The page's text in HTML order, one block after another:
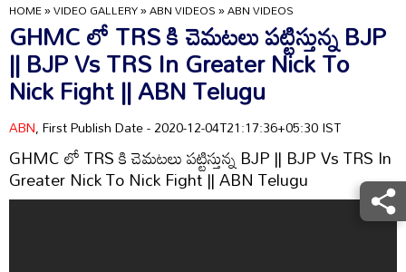
HOME»VIDEO GALLERY»ABN VIDEOS»ABN VIDEOS
GHMC లో TRS కి చెమటలు పట్టిస్తున్న BJP
|| BJP Vs TRS In Greater Nick To
Nick Fight || ABN Telugu
ABN, First Publish Date - 2020-12-04T21:17:36+05:30 IST
GHMC లో TRS కి చెమటలు పట్టిస్తున్న BJP || BJP Vs TRS In
Greater Nick To Nick Fight || ABN Telugu